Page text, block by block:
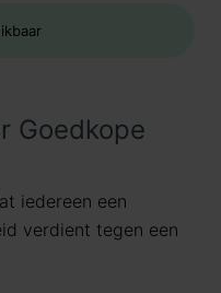
Goedkope
iedereen een
verdient tegen een